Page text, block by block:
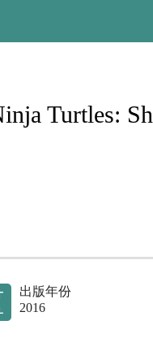
Turtles:
出版年份
2016